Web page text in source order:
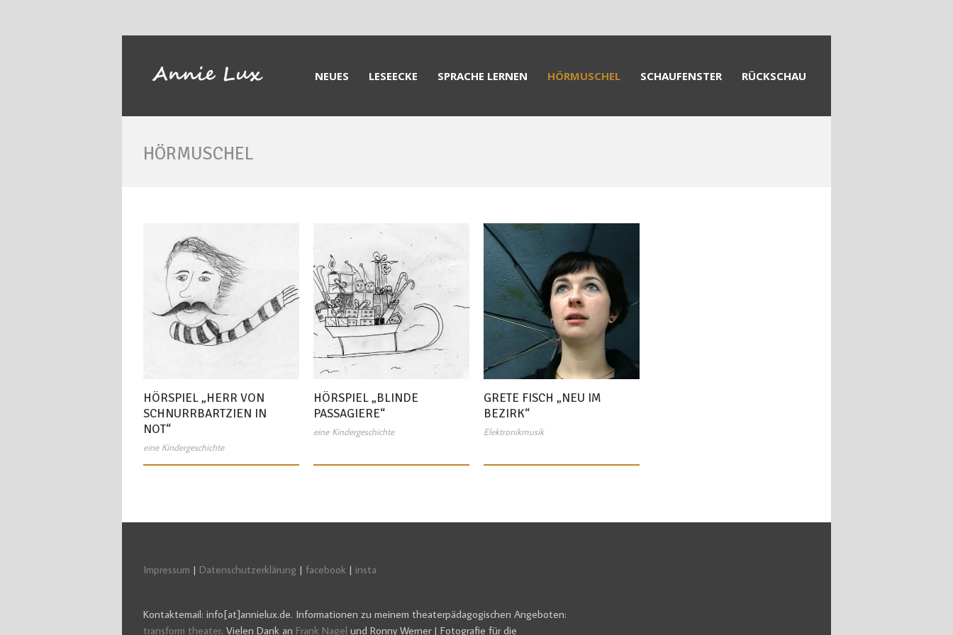
NEUES LESEECKE SPRACHE LERNEN HÖRMUSCHEL SCHAUFENSTER RÜCKSCHAU
HÖRMUSCHEL
HÖRSPIEL „HERR VON
SCHNURRBARTZIEN IN
NOT“
eine Kindergeschichte
HÖRSPIEL „BLINDE
PASSAGIERE“
eine Kindergeschichte
GRETE FISCH „NEU IM
BEZIRK“
Elektronikmusik
Impressum | Datenschutzerklärung | facebook | insta
Kontaktemail: info[at]annielux.de. Informationen zu meinem theaterpädagogischen Angeboten:
transform theater. Vielen Dank an Frank Nagel und Ronny Werner | Fotografie für die